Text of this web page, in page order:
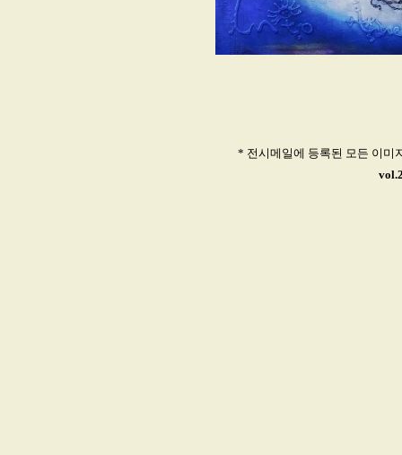
* 전시메일에 등록된 모든 이미